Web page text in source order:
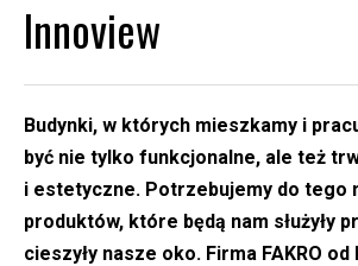
Innoview
Budynki, w których mieszkamy i
być nie tylko funkcjonalne, ale też
i estetyczne. Potrzebujemy do tego
produktów, które będą nam służyły
cieszyły nasze oko. Firma FAKRO